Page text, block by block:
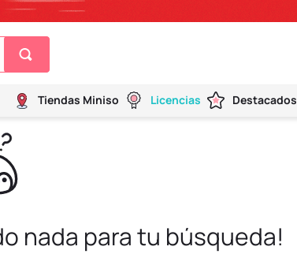
Tiendas Miniso Licencias Destacados
nada para tu búsqueda!